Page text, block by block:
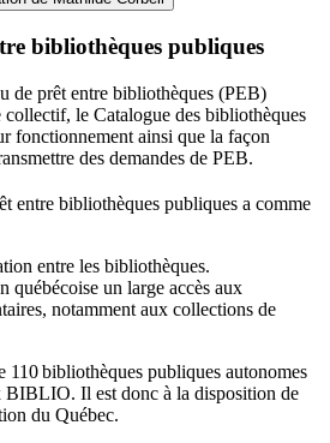
bibliothèques publiques
de prêt entre bibliothèques (PEB)
collectif, le Catalogue des bibliothèques
fonctionnement ainsi que la façon
des demandes de PEB.
entre bibliothèques publiques a comme
entre les bibliothèques.
québécoise un large accès aux
notamment aux collections de
110bibliothèques publiques autonomes
BIBLIO. Il est donc à la disposition de
du Québec.